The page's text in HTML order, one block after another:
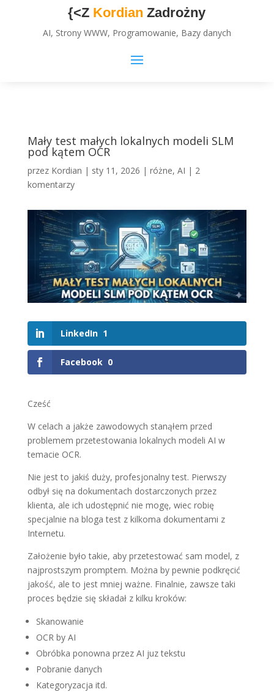
{<Z Kordian Zadrożny
AI, Strony WWW, Programowanie, Bazy danych
Mały test małych lokalnych modeli SLM
pod kątem OCR
przez Kordian | sty 11, 2026 | różne, AI | 2
komentarzy
LinkedIn 1
Facebook 0
Cześć
W celach a jakże zawodowych stanąłem przed
problemem przetestowania lokalnych modeli AI w
temacie OCR.
Nie jest to jakiś duży, profesjonalny test. Pierwszy
odbył się na dokumentach dostarczonych przez
klienta, ale ich udostępnić nie mogę, wiec robię
specjalnie na bloga test z kilkoma dokumentami z
Internetu.
Założenie było takie, aby przetestować sam model, z
najprostszym promptem. Można by pewnie podkręcić
jakość, ale to jest mniej ważne. Finalnie, zawsze taki
proces będzie się składał z kilku kroków:
Skanowanie
OCR by AI
Obróbka ponowna przez AI juz tekstu
Pobranie danych
Kategoryzacja itd.